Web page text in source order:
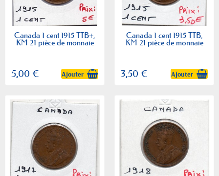
Canada 1 cent 1915 TTB+,
KM 21 pièce de monnaie
5,00 € Ajouter
Canada 1 cent 1915 TTB,
KM 21 pièce de monnaie
3,50 € Ajouter